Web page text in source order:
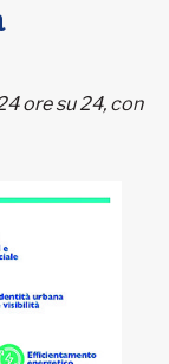
ore su 24, con